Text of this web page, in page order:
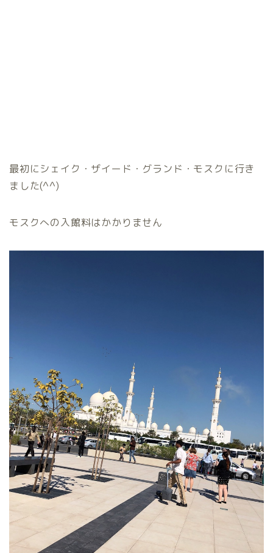
最初にシェイク・ザイード・グランド・モスクに行き
ました(^^)
モスクへの入館料はかかりません